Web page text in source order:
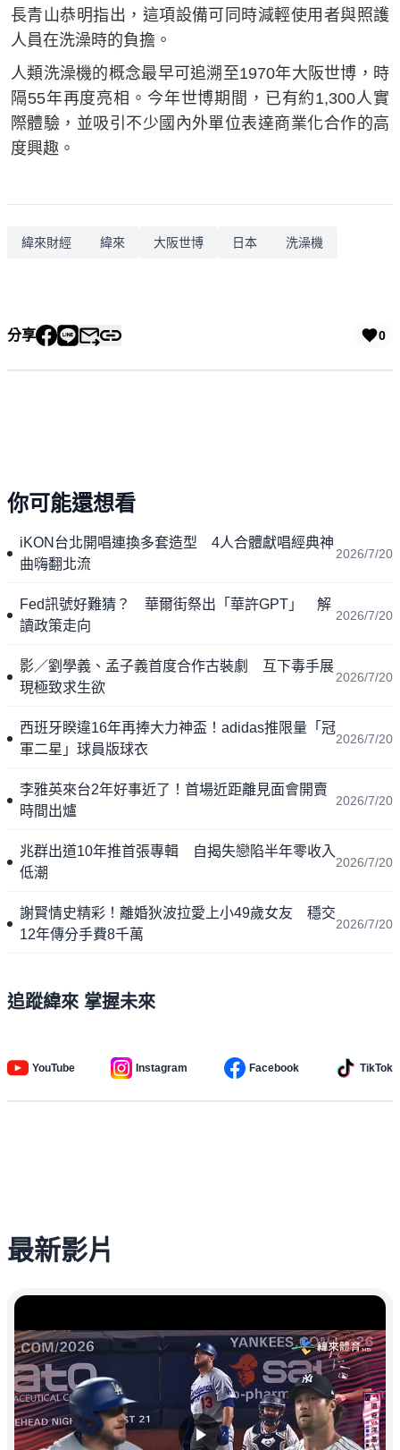
長青山恭明指出，這項設備可同時減輕使用者與照護
人員在洗澡時的負擔。
人類洗澡機的概念最早可追溯至1970年大阪世博，時
隔55年再度亮相。今年世博期間，已有約1,300人實
際體驗，並吸引不少國內外單位表達商業化合作的高
度興趣。
緯來財經 緯來 大阪世博 日本 洗澡機
分享 0
你可能還想看
iKON台北開唱連換多套造型 4人合體獻唱經典神
曲嗨翻北流
2026/7/20
Fed訊號好難猜？ 華爾街祭出「華許GPT」 解
讀政策走向
2026/7/20
影／劉學義、孟子義首度合作古裝劇 互下毒手展
現極致求生欲
2026/7/20
西班牙睽違16年再捧大力神盃！adidas推限量「冠
軍二星」球員版球衣
2026/7/20
李雅英來台2年好事近了！首場近距離見面會開賣
時間出爐
2026/7/20
兆群出道10年推首張專輯 自揭失戀陷半年零收入
低潮
2026/7/20
謝賢情史精彩！離婚狄波拉愛上小49歲女友 穩交
12年傳分手費8千萬
2026/7/20
追蹤緯來 掌握未來
YouTube Instagram Facebook TikTok
最新影片